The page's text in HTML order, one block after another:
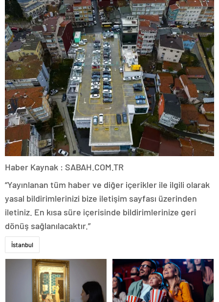
Haber Kaynak : SABAH.COM.TR
“Yayınlanan tüm haber ve diğer içerikler ile ilgili olarak
yasal bildirimlerinizi bize iletişim sayfası üzerinden
iletiniz. En kısa süre içerisinde bildirimlerinize geri
dönüş sağlanılacaktır.”
İstanbul